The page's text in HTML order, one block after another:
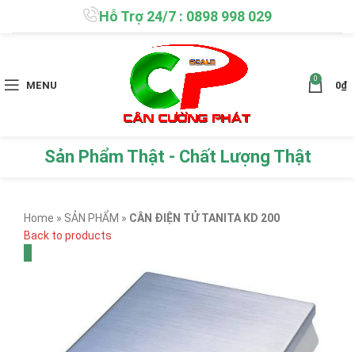
Hỗ Trợ 24/7 : 0898 998 029
MENU
0
0₫
Sản Phẩm Thật - Chất Lượng Thật
Home » SẢN PHẨM » CÂN ĐIỆN TỬ TANITA KD 200
Back to products